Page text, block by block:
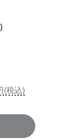
(税込)